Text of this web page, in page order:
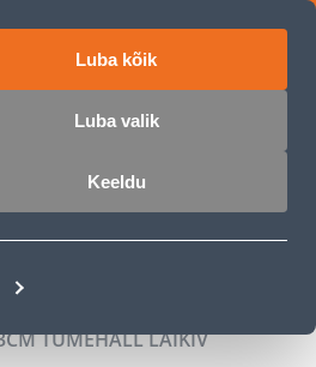
Luba kõik
Luba valik
Keeldu
TUMEHALL LÄIKIV